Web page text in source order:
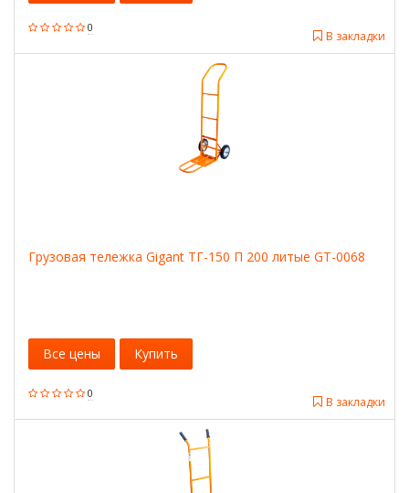
0
В закладки
Грузовая тележка Gigant ТГ-150 П 200 литые GT-0068
0
В закладки
Все цены Купить